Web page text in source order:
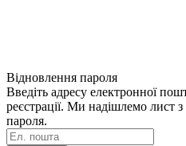
Відновлення пароля
Введіть адресу електронної
реєстрації. Ми надішлемо лист
пароля.